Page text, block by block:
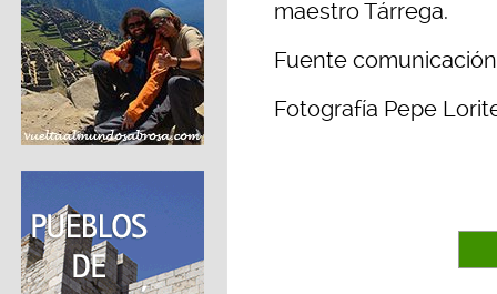
maestro Tárrega.
Fuente
Fotografía Pepe